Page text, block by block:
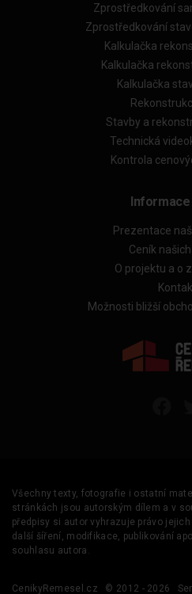
Zprostředkování
Zprostředkování
Kalkulačka
Kalkulačka
Kalkulačka
Stavby a
Technická
Kontrola
Prezentace
Ceník
O projektu a o
Možnosti bližší
Všechny texty, fotografie i ostatní
stránkách jsou autorským dílem a v
předpisy si autor vyhrazuje právo
další šíření, modifikace, publikování
souhlasu autora.
CenikyRemesel.cz © 2012 - 2026